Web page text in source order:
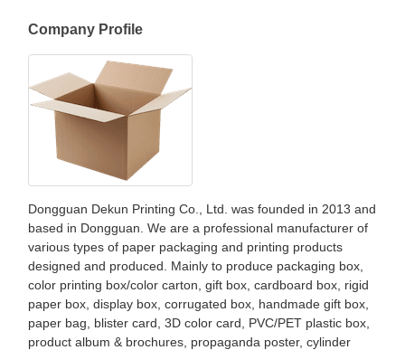
Company Profile
Dongguan Dekun Printing Co., Ltd. was founded in 2013 and
based in Dongguan. We are a professional manufacturer of
various types of paper packaging and printing products
designed and produced. Mainly to produce packaging box,
color printing box/color carton, gift box, cardboard box, rigid
paper box, display box, corrugated box, handmade gift box,
paper bag, blister card, 3D color card, PVC/PET plastic box,
product album & brochures, propaganda poster, cylinder